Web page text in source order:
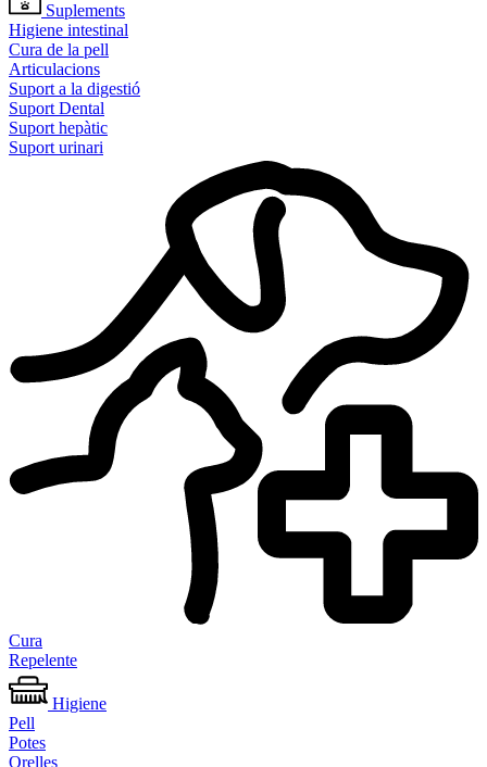
Suplements
Higiene intestinal
Cura de la pell
Articulacions
Suport a la digestió
Suport Dental
Suport hepàtic
Suport urinari
Cura
Repelente
Higiene
Pell
Potes
Orelles